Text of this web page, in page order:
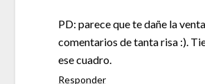
PD: parece que te dañe la
comentarios de tanta risa :).
ese cuadro.
Responder